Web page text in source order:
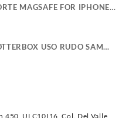
MAGSAFE FOR IPHONE
USO RUDO SAM
ULTRA
450, ULC10I16, Col. Del Valle,